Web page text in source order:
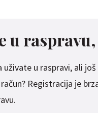
u
uživate u raspravi, ali
Registracija je